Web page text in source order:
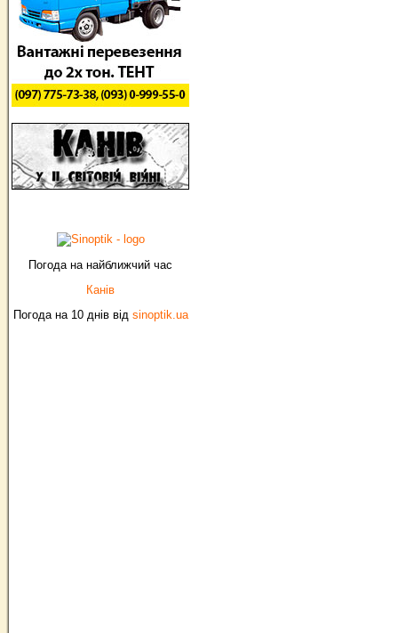
Погода на найближчий час
Канів
Погода на 10 днів від sinoptik.ua